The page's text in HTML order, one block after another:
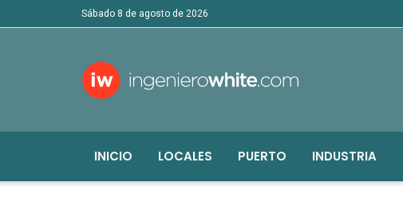
sábado 8 de agosto de 2026
INICIO LOCALES PUERTO INDUSTRIA